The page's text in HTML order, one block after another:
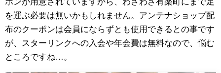
ポンが用意されていますから、わざわざ有楽町にまで足
を運ぶ必要は無いかもしれません。アンテナショップ配
布のクーポンは会員にならずとも使用できるとの事です
が、スターリンクへの入会や年会費は無料なので、悩む
ところですね…。